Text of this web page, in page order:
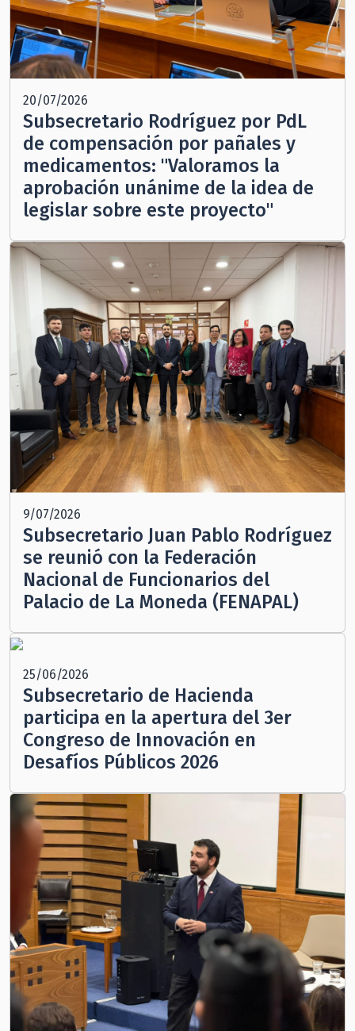
20/07/2026
Subsecretario Rodríguez por PdL
de compensación por pañales y
medicamentos: "Valoramos la
aprobación unánime de la idea de
legislar sobre este proyecto"
9/07/2026
Subsecretario Juan Pablo Rodríguez
se reunió con la Federación
Nacional de Funcionarios del
Palacio de La Moneda (FENAPAL)
25/06/2026
Subsecretario de Hacienda
participa en la apertura del 3er
Congreso de Innovación en
Desafíos Públicos 2026